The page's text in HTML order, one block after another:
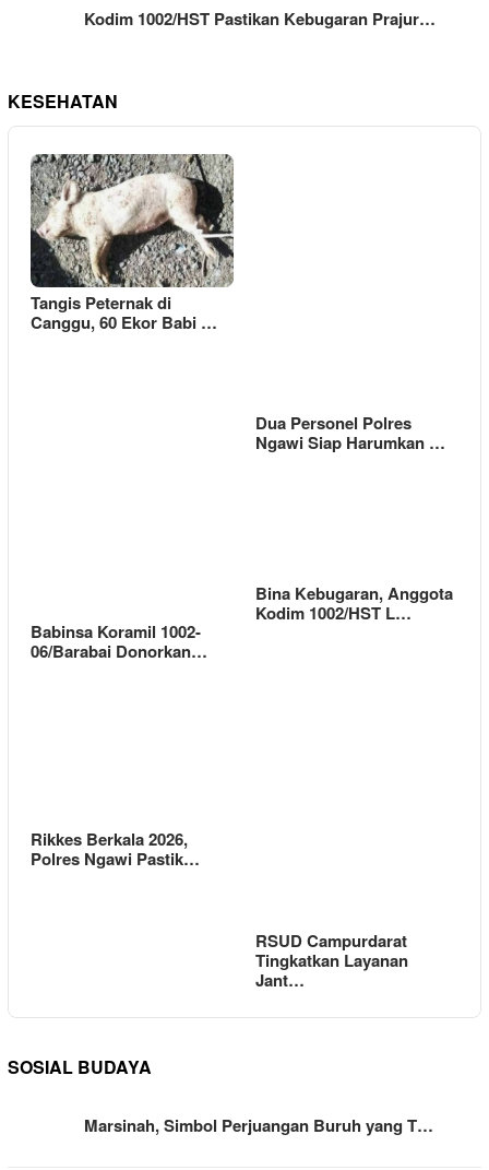
Kodim 1002/HST Pastikan Kebugaran Prajur…
KESEHATAN
Tangis Peternak di
Canggu, 60 Ekor Babi …
Dua Personel Polres
Ngawi Siap Harumkan …
Babinsa Koramil 1002-
06/Barabai Donorkan…
Bina Kebugaran, Anggota
Kodim 1002/HST L…
Rikkes Berkala 2026,
Polres Ngawi Pastik…
RSUD Campurdarat
Tingkatkan Layanan
Jant…
SOSIAL BUDAYA
Marsinah, Simbol Perjuangan Buruh yang T…